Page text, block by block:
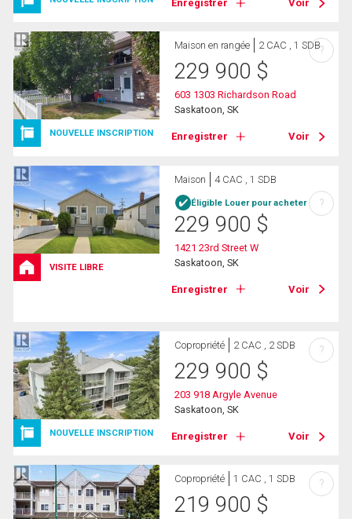
Enregistrer Voir
NOUVELLE INSCRIPTION
Maison en rangée 2 CAC , 1 SDB
229 900 $
603 1303 Richardson Road
Saskatoon, SK
Enregistrer Voir
?
VISITE LIBRE
Maison 4 CAC , 1 SDB
Éligible Louer pour acheter
229 900 $
1421 23rd Street W
Saskatoon, SK
Enregistrer Voir
?
NOUVELLE INSCRIPTION
Copropriété 2 CAC , 2 SDB
229 900 $
203 918 Argyle Avenue
Saskatoon, SK
Enregistrer Voir
?
Copropriété 1 CAC , 1 SDB
219 900 $
?